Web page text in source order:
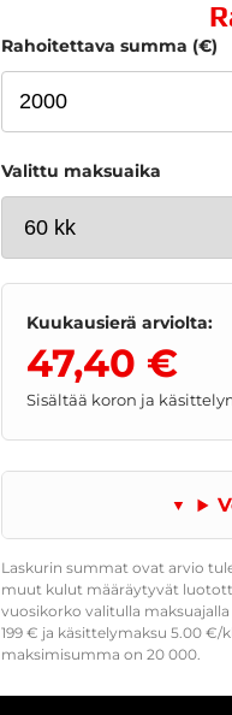
Rahoitettava summa (€)
Valittu maksuaika
Kuukausierä arviolta:
47,40 €
Sisältää koron ja
Laskurin summat ovat arvio
muut kulut määräytyvät
vuosikorko valitulla maksuajalla
199 € ja käsittelymaksu 5.00 €/
maksimisumma on 20 000.